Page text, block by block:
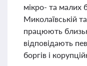
мікро- та малих
Миколаївській
працюють
відповідають
боргів і